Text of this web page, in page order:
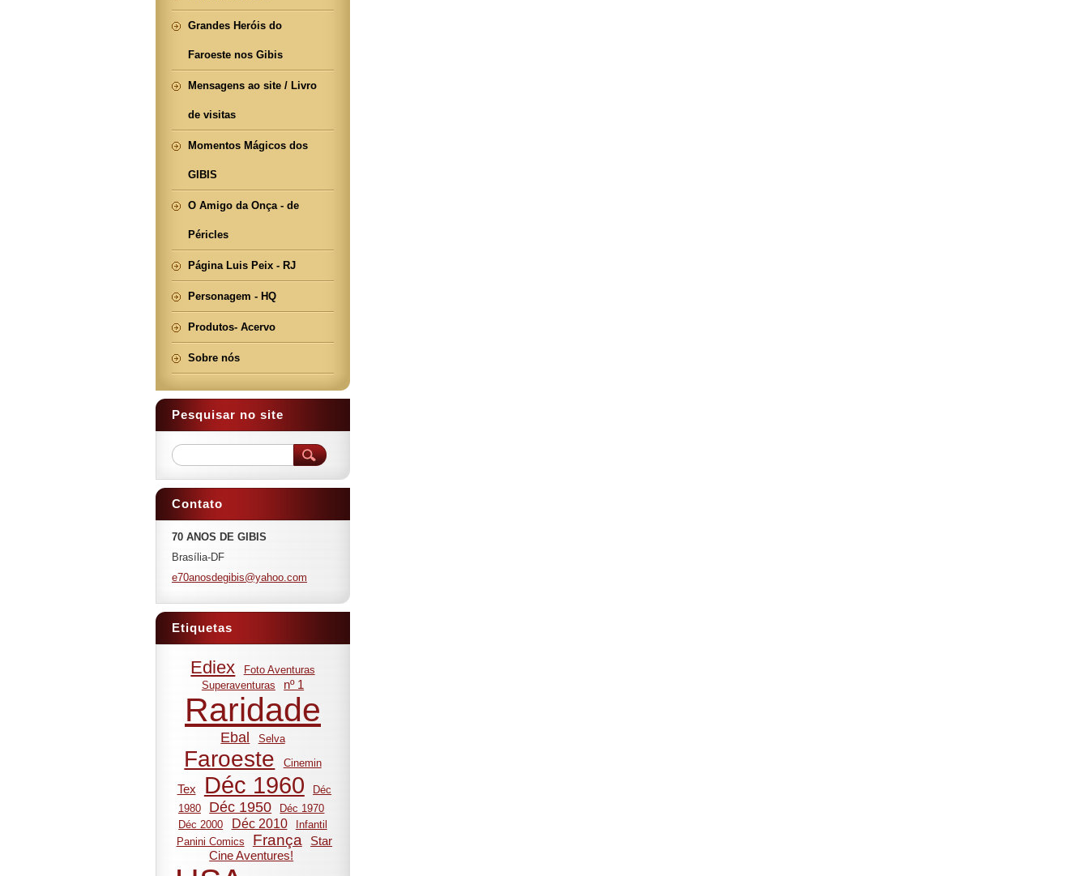
Grandes Heróis do
Faroeste nos Gibis
Mensagens ao site / Livro
de visitas
Momentos Mágicos dos
GIBIS
O Amigo da Onça - de
Péricles
Página Luis Peix - RJ
Personagem - HQ
Produtos- Acervo
Sobre nós
Pesquisar no site
Contato
70 ANOS DE GIBIS
Brasília-DF
e70anosdegibis@yahoo.com
Etiquetas
Ediex
Foto Aventuras
Superaventuras
nº 1
Raridade
Ebal Selva
Faroeste Cinemin
Tex Déc 1960
Déc
1980
Déc 1950
Déc 1970
Déc 2000
Déc 2010
Infantil
Panini Comics
França
Star
Cine Aventures!